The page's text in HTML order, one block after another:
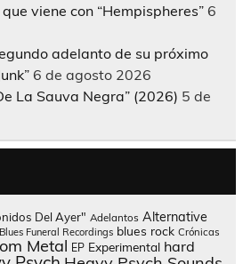
viene con “Hempispheres” 6
adelanto de su próximo
6 de agosto 2026
La Sauva Negra” (2026) 5 de
Del Ayer" Adelantos Alternative
Blues Funeral Recordings blues rock Crónicas
Metal EP Experimental hard